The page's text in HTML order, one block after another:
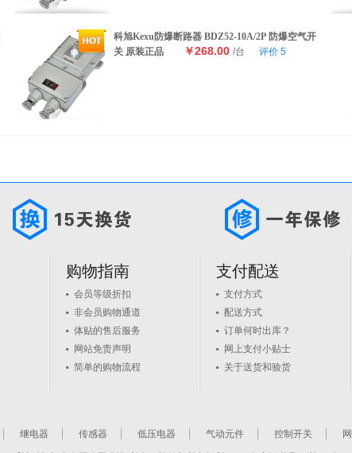
科旭Kexu防爆断路器 BDZ52-10A/2P 防爆空气开
关 原装正品
￥268.00 /台 评价 5
购物指南
会员等级折扣
非会员购物通道
体贴的售后服务
网站免责声明
简单的购物流程
支付配送
支付方式
配送方式
订单何时出库？
网上支付小贴士
关于送货和验货
继电器 传感器 低压电器 气动元件 控制开关